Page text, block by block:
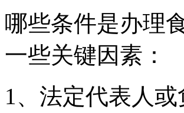
哪些条件是办理
一些关键因素：
1、法定代表人